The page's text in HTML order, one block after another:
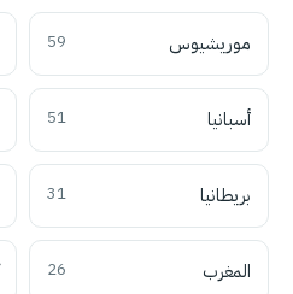
موريشيوس 59
أسبانيا 51
بريطانيا 31
المغرب 26